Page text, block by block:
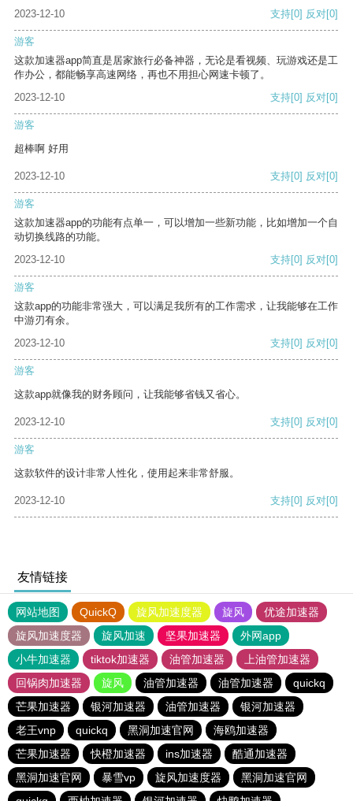
2023-12-10
支持[0] 反对[0]
游客
这款加速器app简直是居家旅行必备神器，无论是看视频、玩游戏还是工
作办公，都能畅享高速网络，再也不用担心网速卡顿了。
2023-12-10
支持[0] 反对[0]
游客
超棒啊 好用
2023-12-10 支持[0] 反对[0]
游客
这款加速器app的功能有点单一，可以增加一些新功能，比如增加一个自
动切换线路的功能。
2023-12-10
支持[0] 反对[0]
游客
这款app的功能非常强大，可以满足我所有的工作需求，让我能够在工作
中游刃有余。
2023-12-10
支持[0] 反对[0]
游客
这款app就像我的财务顾问，让我能够省钱又省心。
2023-12-10 支持[0] 反对[0]
游客
这款软件的设计非常人性化，使用起来非常舒服。
2023-12-10 支持[0] 反对[0]
友情链接
网站地图 QuickQ 旋风加速度器 旋风
优途加速器
旋风加速度器
旋风加速 坚果加速器
外网app
小牛加速器
tiktok加速器 油管加速器
上油管加速器
回锅肉加速器
旋风 油管加速器 油管加速器
quickq
芒果加速器
银河加速器 油管加速器
银河加速器
老王vnp
quickq 黑洞加速官网
海鸥加速器
芒果加速器
快橙加速器 ins加速器
酷通加速器
黑洞加速官网
暴雪vp 旋风加速度器
黑洞加速官网